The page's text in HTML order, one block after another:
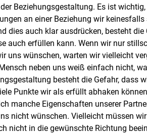
Beziehungsgestaltung. Es ist
an einer Beziehung wir
dies auch klar ausdrücken, besteht
auch erfüllen kann. Wenn wir nur
uns wünschen, warten wir vielleicht
neben uns weiß einfach nicht,
besteht die Gefahr, dass
Punkte wir als erfüllt abhaken
manche Eigenschaften unserer
nicht wünschen. Vielleicht müssen
nicht in die gewünschte Richtung